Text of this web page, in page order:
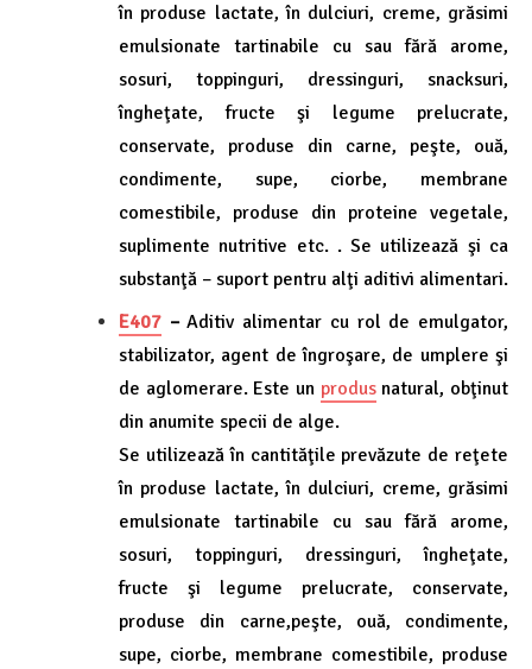
în produse lactate, în dulciuri, creme, grăsimi
emulsionate tartinabile cu sau fără arome,
sosuri, toppinguri, dressinguri, snacksuri,
îngheţate, fructe şi legume prelucrate,
conservate, produse din carne, peşte, ouă,
condimente, supe, ciorbe, membrane
comestibile, produse din proteine vegetale,
suplimente nutritive etc. . Se utilizează şi ca
substanţă – suport pentru alţi aditivi alimentari.
E407 –Aditiv alimentar cu rol de emulgator,
stabilizator, agent de îngroşare, de umplere şi
de aglomerare. Este un produsnatural, obţinut
din anumite specii de alge.
Se utilizează în cantităţile prevăzute de reţete
în produse lactate, în dulciuri, creme, grăsimi
emulsionate tartinabile cu sau fără arome,
sosuri, toppinguri, dressinguri, îngheţate,
fructe şi legume prelucrate, conservate,
produse din carne,peşte, ouă, condimente,
supe, ciorbe, membrane comestibile, produse